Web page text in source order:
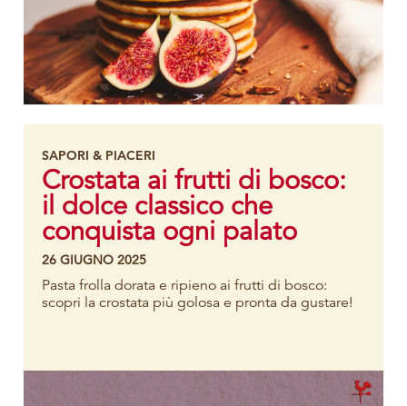
SAPORI & PIACERI
Crostata ai frutti di bosco:
il dolce classico che
conquista ogni palato
26 GIUGNO 2025
Pasta frolla dorata e ripieno ai frutti di bosco:
scopri la crostata più golosa e pronta da gustare!